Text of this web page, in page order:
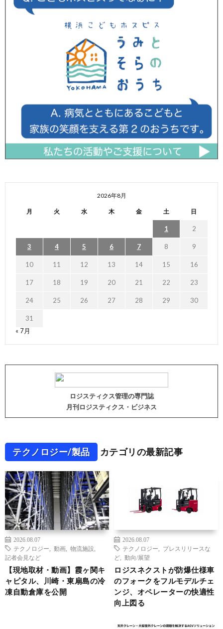
2026年8月
月 火 水 木 金 土 日
1 2
3 4 5 6 7 8 9
10 11 12 13 14 15 16
17 18 19 20 21 22 23
24 25 26 27 28 29 30
31
« 7月
ロジスティクス管理の専門誌
月刊ロジスティクス・ビジネス
テクノロジー/製品 カテゴリの最新記事
2026.08.07
テクノロジー
動画 物流施設
記者会見など
【現地取材・動画】霞ヶ関キ
ャピタル、川崎・東扇島の冷
凍自動倉庫を公開
2026.08.07
テクノロジー
プレスリリースな
ど
動向/展望
ロジスネクストが防爆仕様車
のフォークをフルモデルチェ
ンジ、オペレーターの快適性
向上図る